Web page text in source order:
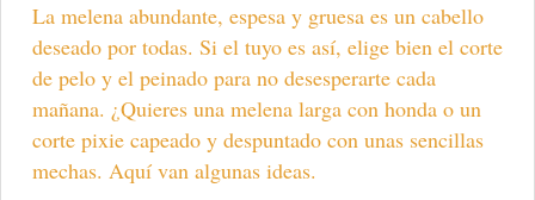
La melena abundante, espesa y gruesa es un cabello
deseado por todas. Si el tuyo es así, elige bien el corte
de pelo y el peinado para no desesperarte cada
mañana. ¿Quieres una melena larga con honda o un
corte pixie capeado y despuntado con unas sencillas
mechas. Aquí van algunas ideas.